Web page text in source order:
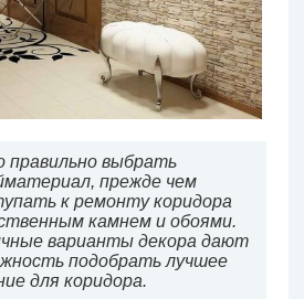
правильно выбрать
прежде чем
к ремонту коридора
камнем и обоями.
варианты декора дают
подобрать лучшее
для коридора.